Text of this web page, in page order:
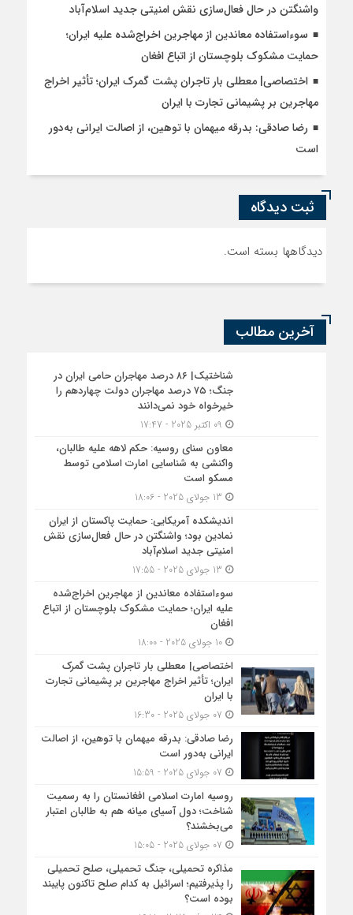
واشنگتن در حال فعال‌سازی نقش امنیتی جدید اسلام‌آباد
سوءاستفاده معاندین از مهاجرین اخراج‌شده علیه ایران؛
حمایت مشکوک بلوچستان از اتباع افغان
اختصاصی| معطلی بار تاجران پشت گمرک ایران؛ تأثیر اخراج
مهاجرین بر پشیمانی تجارت با ایران
رضا صادقی: بدرقه میهمان با توهین، از اصالت ایرانی به‌دور
است
ثبت دیدگاه
دیدگاهها بسته است.
آخرین مطالب
شناختیک| ۸۶ درصد مهاجران حامی ایران در
جنگ؛ ۷۵ درصد مهاجران دولت چهاردهم را
خیرخواه خود نمی‌دانند
معاون سنای روسیه: حکم لاهه علیه طالبان،
واکنشی به شناسایی امارت اسلامی توسط
مسکو است
اندیشکده آمریکایی: حمایت پاکستان از ایران
نمادین بود؛ واشنگتن در حال فعال‌سازی نقش
امنیتی جدید اسلام‌آباد
سوءاستفاده معاندین از مهاجرین اخراج‌شده
علیه ایران؛ حمایت مشکوک بلوچستان از اتباع
افغان
10 جولای 2025 - 18:00
اختصاصی| معطلی بار تاجران پشت گمرک
ایران؛ تأثیر اخراج مهاجرین بر پشیمانی تجارت
با ایران
رضا صادقی: بدرقه میهمان با توهین، از اصالت
ایرانی به‌دور است
روسیه امارت اسلامی افغانستان را به رسمیت
شناخت؛ دول آسیای میانه هم به طالبان اعتبار
می‎‌بخشند؟
مذاکره تحمیلی، جنگ تحمیلی، صلح تحمیلی
را پذیرفتیم؛ اسرائیل به کدام صلح تاکنون پایبند
بوده است؟